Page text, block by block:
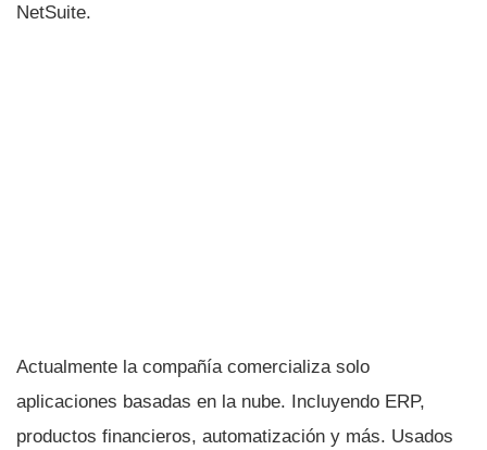
NetSuite.
Actualmente la compañí­a comercializa solo
aplicaciones basadas en la nube. Incluyendo ERP,
productos financieros, automatización y más. Usados